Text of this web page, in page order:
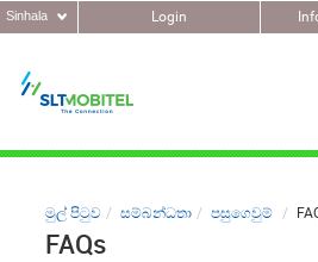
Sinhala Login
මුල් පිටුව සම්බන්ධතා පසුගෙවුම්
FAQs